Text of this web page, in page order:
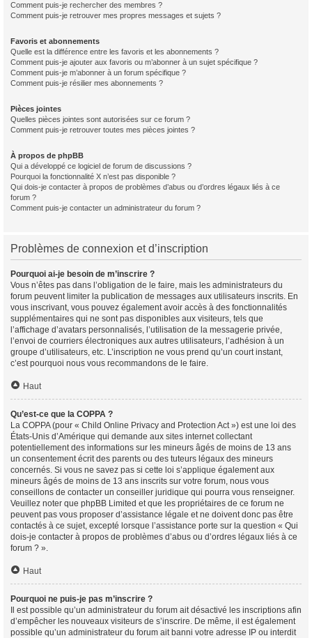
Comment puis-je rechercher des membres ?
Comment puis-je retrouver mes propres messages et sujets ?
Favoris et abonnements
Quelle est la différence entre les favoris et les abonnements ?
Comment puis-je ajouter aux favoris ou m’abonner à un sujet spécifique ?
Comment puis-je m’abonner à un forum spécifique ?
Comment puis-je résilier mes abonnements ?
Pièces jointes
Quelles pièces jointes sont autorisées sur ce forum ?
Comment puis-je retrouver toutes mes pièces jointes ?
À propos de phpBB
Qui a développé ce logiciel de forum de discussions ?
Pourquoi la fonctionnalité X n’est pas disponible ?
Qui dois-je contacter à propos de problèmes d’abus ou d’ordres légaux liés à ce
forum ?
Comment puis-je contacter un administrateur du forum ?
Problèmes de connexion et d’inscription
Pourquoi ai-je besoin de m’inscrire ?
Vous n’êtes pas dans l’obligation de le faire, mais les administrateurs du
forum peuvent limiter la publication de messages aux utilisateurs inscrits. En
vous inscrivant, vous pouvez également avoir accès à des fonctionnalités
supplémentaires qui ne sont pas disponibles aux visiteurs, tels que
l’affichage d’avatars personnalisés, l’utilisation de la messagerie privée,
l’envoi de courriers électroniques aux autres utilisateurs, l’adhésion à un
groupe d’utilisateurs, etc. L’inscription ne vous prend qu’un court instant,
c’est pourquoi nous vous recommandons de le faire.
Haut
Qu’est-ce que la COPPA ?
La COPPA (pour « Child Online Privacy and Protection Act ») est une loi des
États-Unis d’Amérique qui demande aux sites internet collectant
potentiellement des informations sur les mineurs âgés de moins de 13 ans
un consentement écrit des parents ou des tuteurs légaux des mineurs
concernés. Si vous ne savez pas si cette loi s’applique également aux
mineurs âgés de moins de 13 ans inscrits sur votre forum, nous vous
conseillons de contacter un conseiller juridique qui pourra vous renseigner.
Veuillez noter que phpBB Limited et que les propriétaires de ce forum ne
peuvent pas vous proposer d’assistance légale et ne doivent donc pas être
contactés à ce sujet, excepté lorsque l’assistance porte sur la question « Qui
dois-je contacter à propos de problèmes d’abus ou d’ordres légaux liés à ce
forum ? ».
Haut
Pourquoi ne puis-je pas m’inscrire ?
Il est possible qu’un administrateur du forum ait désactivé les inscriptions afin
d’empêcher les nouveaux visiteurs de s’inscrire. De même, il est également
possible qu’un administrateur du forum ait banni votre adresse IP ou interdit